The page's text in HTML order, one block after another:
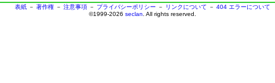
表紙 － 著作権 － 注意事項 － プライバシーポリシー － リンクについて － 404 エラーについて
©1999-2026 seclan . All rights reserved.